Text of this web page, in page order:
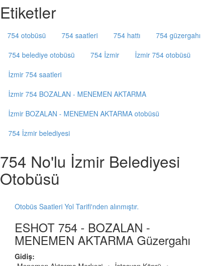
Etiketler
754 otobüsü 754 saatleri 754 hattı
754 güzergahı
754 belediye otobüsü
754 İzmir
İzmir 754 otobüsü
İzmir 754 saatleri
İzmir 754 BOZALAN - MENEMEN AKTARMA
İzmir BOZALAN - MENEMEN AKTARMA otobüsü
754 İzmir belediyesi
754 No'lu İzmir Belediyesi
Otobüsü
Otobüs Saatleri Yol Tarifi'nden alınmıştır.
ESHOT 754 - BOZALAN -
MENEMEN AKTARMA Güzergahı
Gidiş: